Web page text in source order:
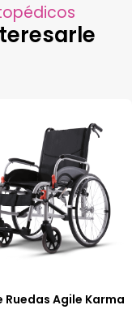
Ruedas Agile Karma